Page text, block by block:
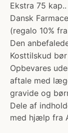
Ekstra 75
Dansk
(regalo 10%
Den
Kosttilskud
Opbevares
aftale med
gravide og
Dele af
med hjælp fra